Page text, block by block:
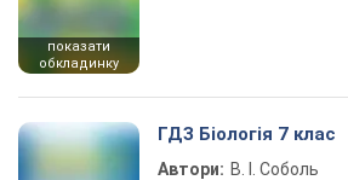
показати
обкладинку
ГДЗ Біологія 7 клас
Автори: В. І. Соболь